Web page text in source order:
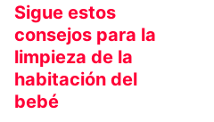
Sigue estos
consejos para la
limpieza de la
habitación del
bebé